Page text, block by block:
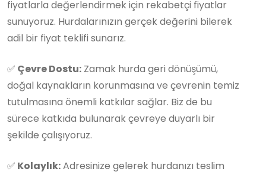
fiyatlarla değerlendirmek için rekabetçi fiyatlar
sunuyoruz. Hurdalarınızın gerçek değerini bilerek
adil bir fiyat teklifi sunarız.
✅ Çevre Dostu: Zamak hurda geri dönüşümü,
doğal kaynakların korunmasına ve çevrenin temiz
tutulmasına önemli katkılar sağlar. Biz de bu
sürece katkıda bulunarak çevreye duyarlı bir
şekilde çalışıyoruz.
✅ Kolaylık:Adresinize gelerek hurdanızı teslim